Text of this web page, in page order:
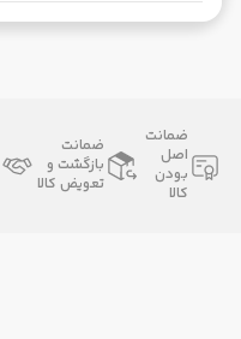
ضمانت
اصل
بودن
کالا
ضمانت
بازگشت و
تعویض کالا